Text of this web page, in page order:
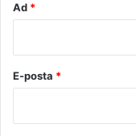
Ad *
E-posta *